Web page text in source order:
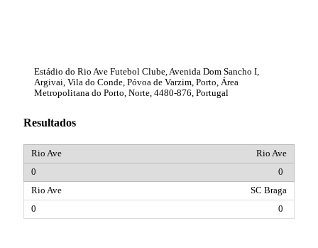
Estádio do Rio Ave Futebol Clube, Avenida Dom Sancho I,
Argivai, Vila do Conde, Póvoa de Varzim, Porto, Área
Metropolitana do Porto, Norte, 4480-876, Portugal
Resultados
Rio Ave
0
SC Braga
0